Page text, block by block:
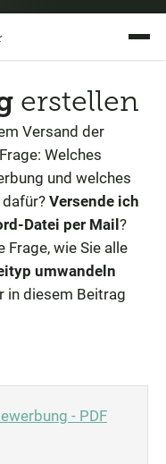
erstellen
Versand der
Welches
und welches
Versende ich
Datei per Mail ?
wie Sie alle
umwandeln
in diesem Beitrag
- PDF